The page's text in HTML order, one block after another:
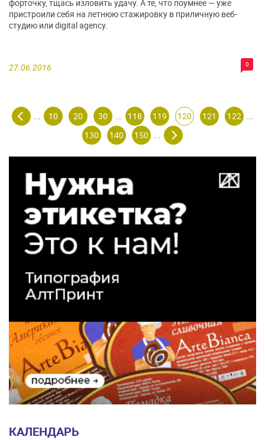
27.06.2016 0
форточку, тщась изловить удачу. А те, что поумнее — уже
пристроили себя на летнюю стажировку в приличную веб-
студию или digital agency.
... 10 20 30 ... 118 119 120 121 122 ...
130
140 150 ...
КАЛЕНДАРЬ